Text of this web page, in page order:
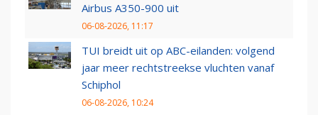
Airbus A350-900 uit
06-08-2026, 11:17
TUI breidt uit op ABC-eilanden: volgend
jaar meer rechtstreekse vluchten vanaf
Schiphol
06-08-2026, 10:24